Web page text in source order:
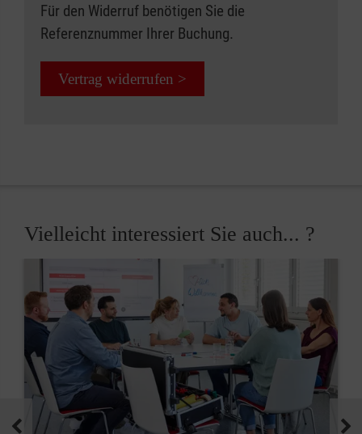
Für den Widerruf benötigen Sie die
Referenznummer Ihrer Buchung.
Vertrag widerrufen >
Vielleicht interessiert Sie auch... ?